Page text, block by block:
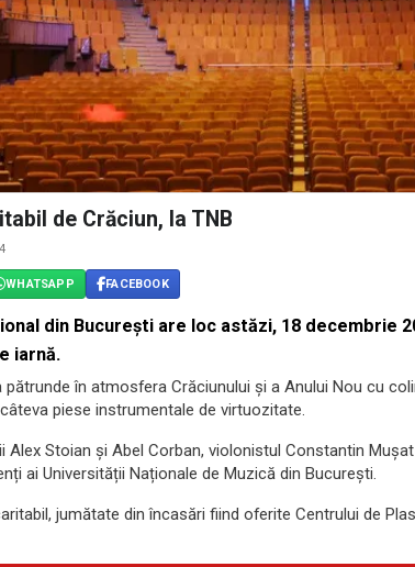
de Crăciun, la TNB
WHATSAPP FACEBOOK
din București are loc astăzi, 18 decembrie
iarnă.
pătrunde în atmosfera Crăciunului și a Anului Nou cu
piese instrumentale de virtuozitate.
Alex Stoian și Abel Corban, violonistul Constantin Mușat
ai Universității Naționale de Muzică din Bucureşti.
jumătate din încasări fiind oferite Centrului de